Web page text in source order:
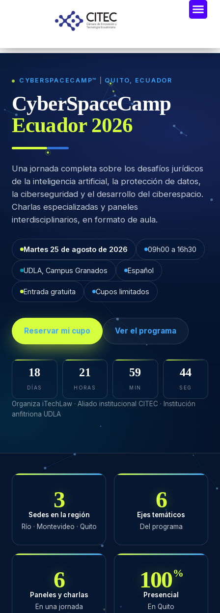
CYBERSPACECAMP™ QUITO, ECUADOR
CyberSpaceCamp
Ecuador 2026
Una jornada completa sobre los desafíos jurídicos
de la inteligencia artificial, la protección de datos,
la ciberseguridad y el desarrollo del ciberespacio.
Charlas especializadas y paneles
interdisciplinarios, en formato de aula.
Martes 25 de agosto de 2026 09h00 a 16h30
UDLA, Campus Granados Español
Entrada gratuita Cupos limitados
Reservar mi cupo Ver el programa
18
DÍAS
21
HORAS
59
MIN
43
SEG
Organiza iTechLaw · Aliado institucional CITEC · Institución
anfitriona UDLA
3
Sedes en la región
Río · Montevideo · Quito
6
Ejes temáticos
Del programa
6
Paneles y charlas
En una jornada
100%
Presencial
En Quito